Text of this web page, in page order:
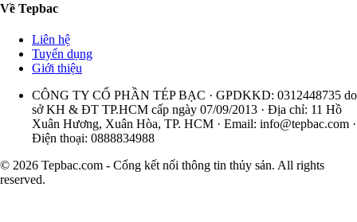
Về Tepbac
Liên hệ
Tuyển dụng
Giới thiệu
CÔNG TY CỔ PHẦN TÉP BẠC · GPDKKD: 0312448735 do
sở KH & ĐT TP.HCM cấp ngày 07/09/2013 · Địa chỉ: 11 Hồ
Xuân Hương, Xuân Hòa, TP. HCM · Email: info@tepbac.com ·
Điện thoại: 0888834988
© 2026 Tepbac.com - Cổng kết nối thông tin thủy sản. All rights
reserved.